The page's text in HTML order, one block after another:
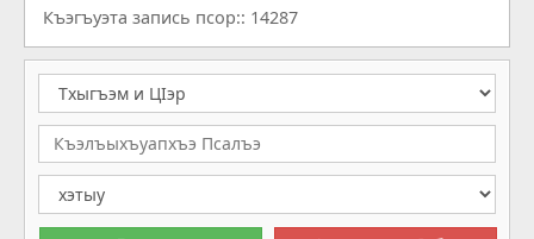
Къэгъуэта запись псор:: 14287